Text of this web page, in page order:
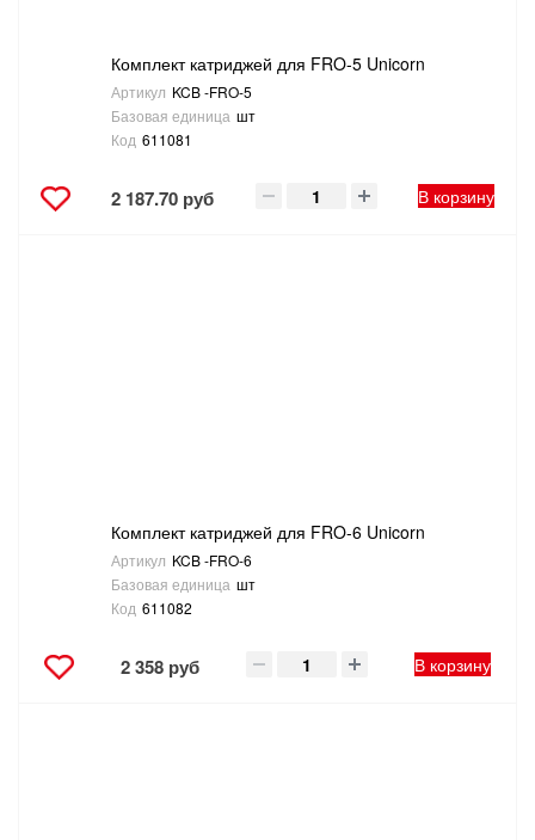
Комплект катриджей для FRO-5 Unicorn
Артикул KCB -FRO-5
Базовая единица шт
Код 611081
2 187.70 руб В корзину
Комплект катриджей для FRO-6 Unicorn
Артикул KCB -FRO-6
Базовая единица шт
Код 611082
2 358 руб В корзину